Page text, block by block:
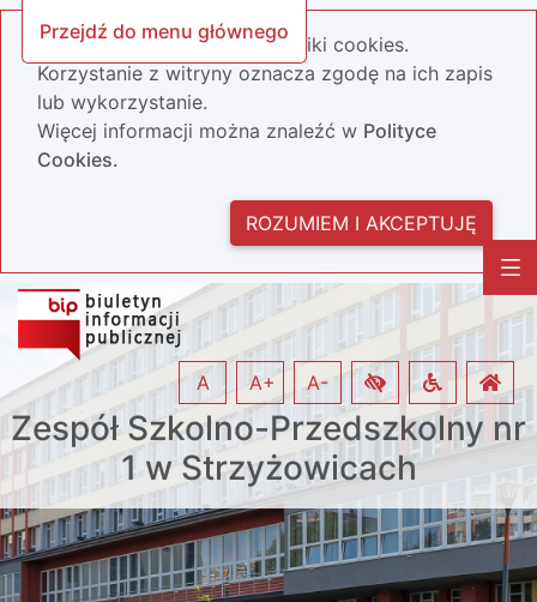
Przejdź do menu głównego
Nasza strona wykorzystuje pliki cookies.
Korzystanie z witryny oznacza zgodę na ich zapis
lub wykorzystanie.
Więcej informacji można znaleźć w Polityce
Cookies.
ROZUMIEM I AKCEPTUJĘ
Zespół Szkolno-Przedszkolny nr
1 w Strzyżowicach
A A+ A-